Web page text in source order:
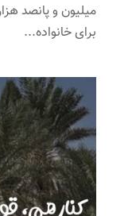
میلیون و پانصد
برای خانواده...